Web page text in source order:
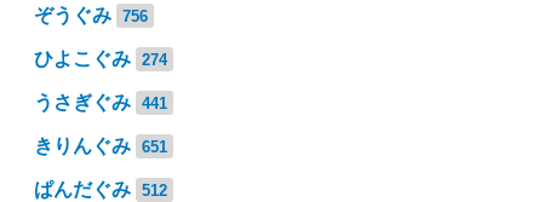
ぞうぐみ 756
ひよこぐみ 274
うさぎぐみ 441
きりんぐみ 651
ぱんだぐみ 512